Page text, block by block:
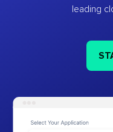
leading